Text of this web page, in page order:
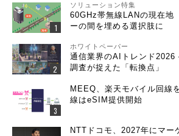
ソリューション特集
60GHz帯無線LANの現在
ーの間を埋める選択肢に
ホワイトペーパー
通信業界のAIトレンド
調査が捉えた「転換点」
MEEQ、楽天モバイル回線
線はeSIM提供開始
NTTドコモ、2027年にマー